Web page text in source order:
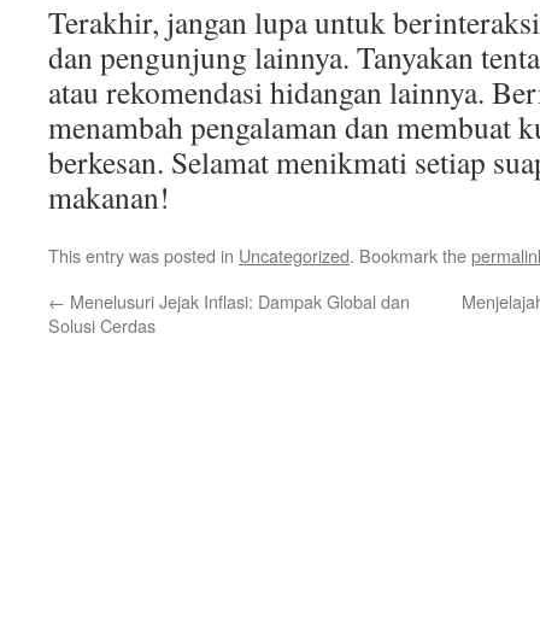
Terakhir, jangan lupa untuk
dan pengunjung lainnya. Tanyakan
atau rekomendasi hidangan lainnya.
menambah pengalaman dan membuat
berkesan. Selamat menikmati setiap
makanan!
This entry was posted in Uncategorized. Bookmark the
← Menelusuri Jejak Inflasi: Dampak Global dan
Solusi Cerdas